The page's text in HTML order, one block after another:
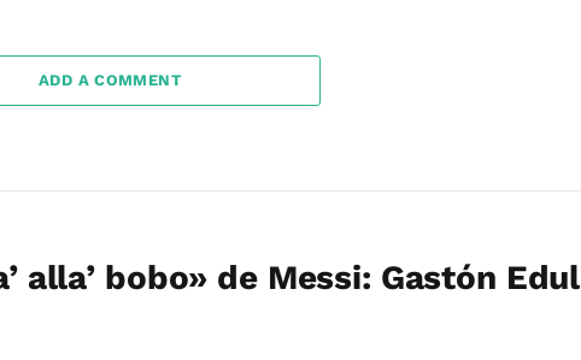
ADD A COMMENT
alla’ bobo» de Messi: Gastón Edul